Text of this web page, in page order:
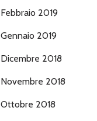
Febbraio 2019
Gennaio 2019
Dicembre 2018
Novembre 2018
Ottobre 2018